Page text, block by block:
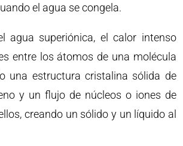
el agua se congela.
agua superiónica, el calor intenso
entre los átomos de una molécula
una estructura cristalina sólida de
y un flujo de núcleos o iones de
creando un sólido y un líquido al